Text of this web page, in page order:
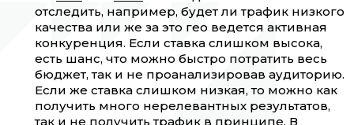
отследить, например, будет ли трафик низкого
качества или же за это гео ведется активная
конкуренция. Если ставка слишком высока,
есть шанс, что можно быстро потратить весь
бюджет, так и не проанализировав аудиторию.
Если же ставка слишком низкая, то можно как
получить много нерелевантных результатов,
так и не получить трафик в принципе. В